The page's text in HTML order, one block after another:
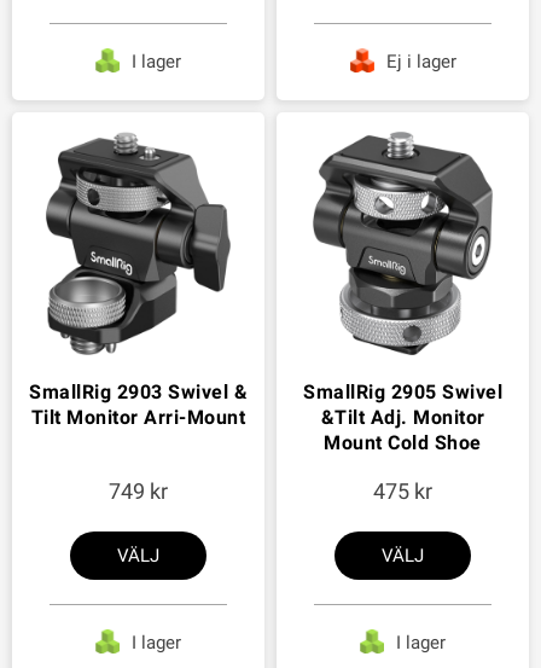
I lager Ej i lager
SmallRig 2903 Swivel &
Tilt Monitor Arri-Mount
749
VÄLJ
I lager
SmallRig 2905 Swivel
&Tilt Adj. Monitor
Mount Cold Shoe
475
VÄLJ
I lager